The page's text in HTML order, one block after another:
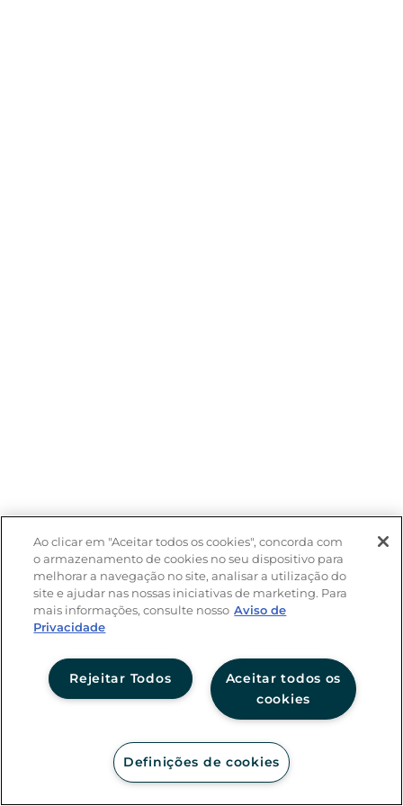
Ao clicar em "Aceitar todos os cookies", concorda com
o armazenamento de cookies no seu dispositivo para
melhorar a navegação no site, analisar a utilização do
site e ajudar nas nossas iniciativas de marketing. Para
mais informações, consulte nosso Aviso de
Privacidade
Aceitar todos os
cookies
Rejeitar Todos
Definições de cookies